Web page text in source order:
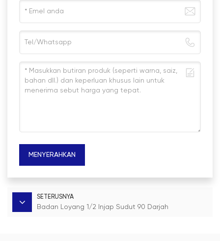
MENYERAHKAN
SETERUSNYA
Badan Loyang 1/2 Injap Sudut 90 Darjah